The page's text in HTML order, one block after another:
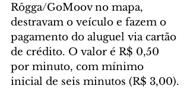
Rôgga/GoMoov no mapa,
destravam o veículo e fazem o
pagamento do aluguel via cartão
de crédito. O valor é R$ 0,50
por minuto, com mínimo
inicial de seis minutos (R$ 3,00).